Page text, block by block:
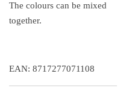
The colours can be mixed
together.
EAN: 8717277071108